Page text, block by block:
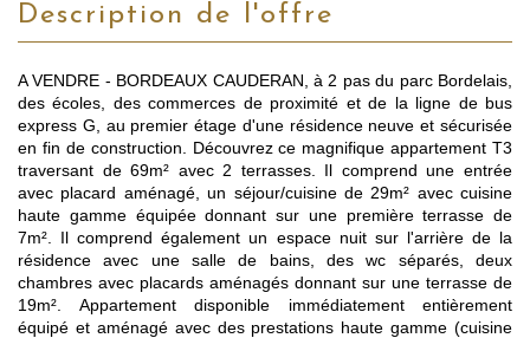
description de l'offre
A VENDRE - BORDEAUX CAUDERAN, à 2 pas du parc Bordelais,
des écoles, des commerces de proximité et de la ligne de bus
express G, au premier étage d'une résidence neuve et sécurisée
en fin de construction. Découvrez ce magnifique appartement T3
traversant de 69m² avec 2 terrasses. Il comprend une entrée
avec placard aménagé, un séjour/cuisine de 29m² avec cuisine
haute gamme équipée donnant sur une première terrasse de
7m². Il comprend également un espace nuit sur l'arrière de la
résidence avec une salle de bains, des wc séparés, deux
chambres avec placards aménagés donnant sur une terrasse de
19m². Appartement disponible immédiatement entièrement
équipé et aménagé avec des prestations haute gamme (cuisine